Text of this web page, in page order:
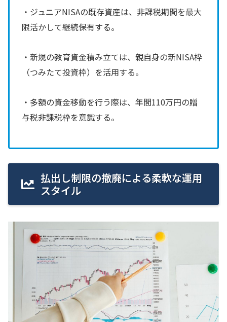
・ジュニアNISAの既存資産は、非課税期間を最大
限活かして継続保有する。
・新規の教育資金積み立ては、親自身の新NISA枠
（つみたて投資枠）を活用する。
・多額の資金移動を行う際は、年間110万円の贈
与税非課税枠を意識する。
払出し制限の撤廃による柔軟な運用
スタイル